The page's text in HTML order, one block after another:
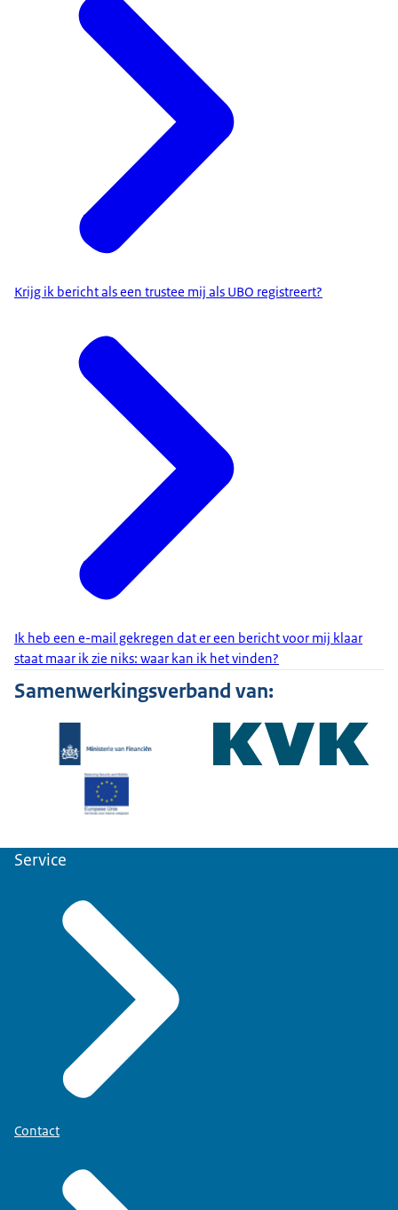
Krijg ik bericht als een trustee mij als UBO registreert?
Ik heb een e-mail gekregen dat er een bericht voor mij klaar
staat maar ik zie niks: waar kan ik het vinden?
Samenwerkingsverband van:
Service
Contact